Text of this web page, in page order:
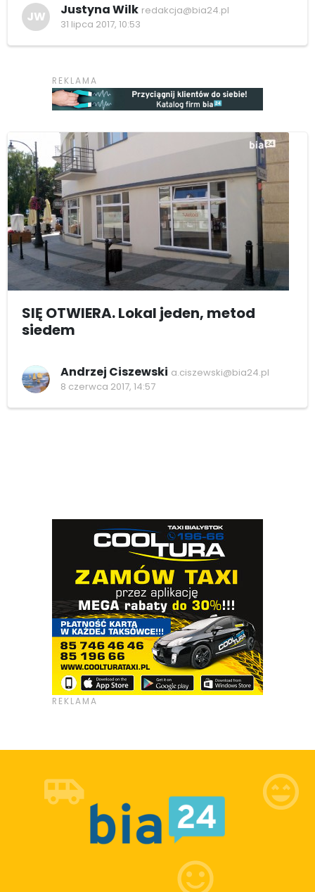
JW Justyna Wilk redakcja@bia24.pl
31 lipca 2017, 10:53
SIĘ OTWIERA. Lokal jeden, metod
siedem
Andrzej Ciszewski a.ciszewski@bia24.pl
8 czerwca 2017, 14:57